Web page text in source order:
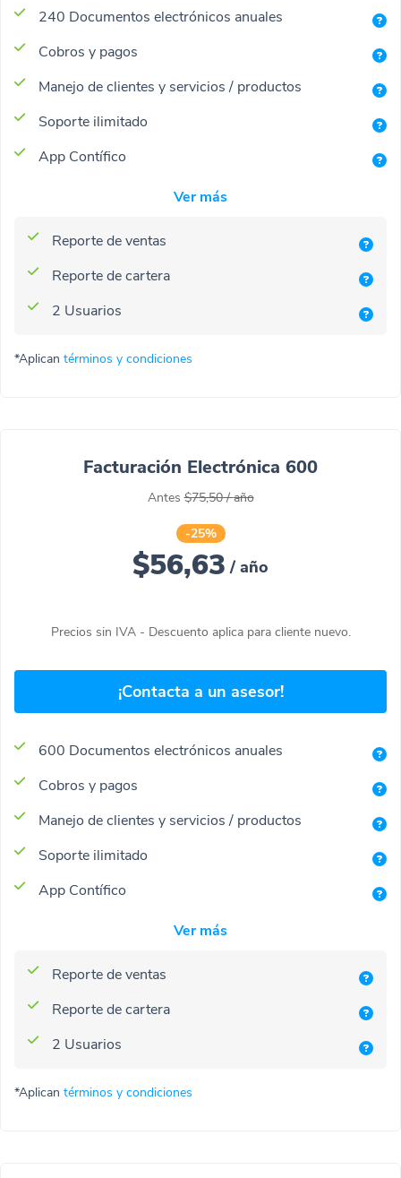
240 Documentos electrónicos anuales
Cobros y pagos
Manejo de clientes y servicios / productos
Soporte ilimitado
App Contífico
Ver más
Reporte de ventas
Reporte de cartera
2 Usuarios
*Aplican términos y condiciones
Facturación Electrónica 600
Antes$75,50/año
-25%
$56,63 / año
Precios sin IVA - Descuento aplica para cliente nuevo.
¡Contacta a un asesor!
600 Documentos electrónicos anuales
Cobros y pagos
Manejo de clientes y servicios / productos
Soporte ilimitado
App Contífico
Ver más
Reporte de ventas
Reporte de cartera
2 Usuarios
*Aplican términos y condiciones